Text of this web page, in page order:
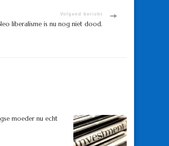
Volgend bericht
liberalisme is nu nog niet dood.
moeder nu echt